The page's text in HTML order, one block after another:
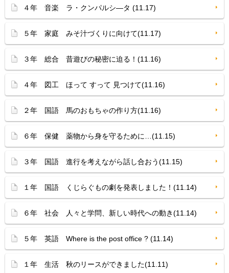
４年 音楽 ラ・クンパルシ—タ (11.17)
５年 家庭 みそ汁づくりに向けて(11.17)
３年 総合 昔遊びの秘密に迫る！(11.16)
４年 図工 ほって すって 見つけて(11.16)
２年 国語 馬のおもちゃの作り方(11.16)
６年 保健 薬物から身を守るために…(11.15)
３年 国語 進行を考えながら話し合おう(11.15)
１年 国語 くじらぐもの劇を発表しました！(11.14)
６年 社会 人々と学問、新しい時代への動き(11.14)
５年 英語 Where is the post office ? (11.14)
１年 生活 秋のリースができました(11.11)